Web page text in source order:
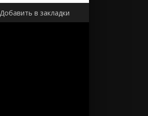
Добавить в закладки